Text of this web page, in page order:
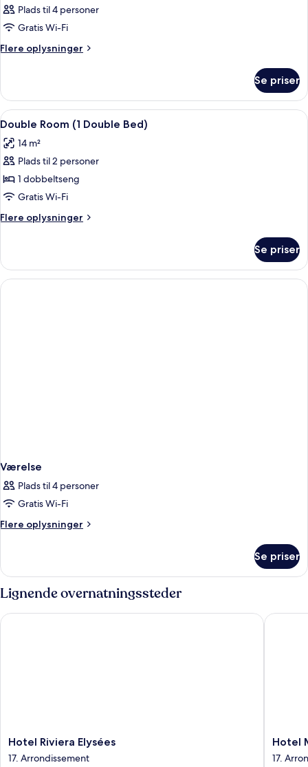
Plads til 4 personer
Gratis Wi-Fi
Flere oplysninger
Flere
Se priser
Indlæs
alle
billeder
af
Double
Room
(1
Double
Pengeskab på værelset, skrivebord,
8
Double Room (1 Double Bed)
14 m²
Plads til 2 personer
1 dobbeltseng
Gratis Wi-Fi
Flere oplysninger
Flere
Room
(1
Double
Se priser
Værelse
Plads til 4 personer
Gratis Wi-Fi
Flere oplysninger
Flere
Se priser
Lignende overnatningssteder
Hotel
Riviera
Hotel Riviera Elysées
17. Arrondissement
Hotel Riviera Elysées
Hotel
Hotel
17.
Hotel